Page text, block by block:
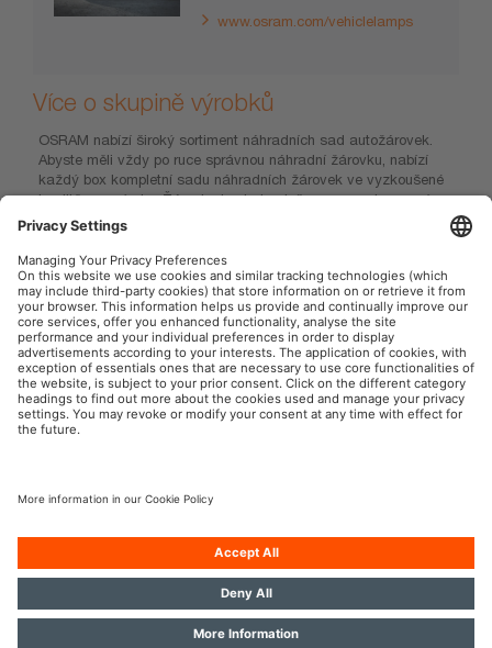
www.osram.com/vehiclelamps
Více o skupině výrobků
OSRAM nabízí široký sortiment náhradních sad autožárovek.
Abyste měli vždy po ruce správnou náhradní žárovku, nabízí
každý box kompletní sadu náhradních žárovek ve vyzkoušené
kvalitě prvovýroby. Žárovky lze jednoduše rozpoznat pomocí
jasného označení a grafického znázornění použití. Všechny
náhradní sady žárovek mají ergonomický tvar, takže je budete
mít vždy na Vašich cestách bezpečně po ruce.
OSRAM na sociálnej sieti
Prístupnosť
© 2026, OSRAM GmbH. Všetky práva vyhradené.